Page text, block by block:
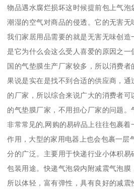
物品遇水腐烂损坏这时候提前包上气
潮湿的空气对商品的侵透。它的无害无
我们家居用品需要的就是无害无味创
是它为什么会这么受人喜爱的原因之
国的气垫膜生产厂家较多，所以消费
果说是实在是找不到合适的供应商，
的厂家，所以综合来说广大的消费者
的气垫膜厂家，不用担心厂家的问题
非常常见的,网购的易碎品上往往包裹着
作用，大型的家用电器上也会包裹一层
分的广泛。主要用于快递行业小体积
包装用途。快递气泡袋内附减震气泡膜
所以体轻，富有弹性，具有良好的减震